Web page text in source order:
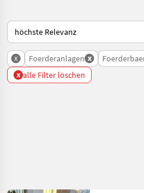
So wird auf Landwirt.com sortiert
x Foerderanlagen x
x alle Filter löschen